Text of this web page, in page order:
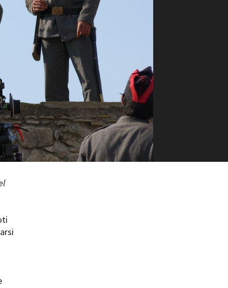
Festival - Bio to B Industry
Festival
d’Arte
Venezia
Film Festival
di Roma
Festival
Accedi al tuo profilo
Economici per
lavori in economia